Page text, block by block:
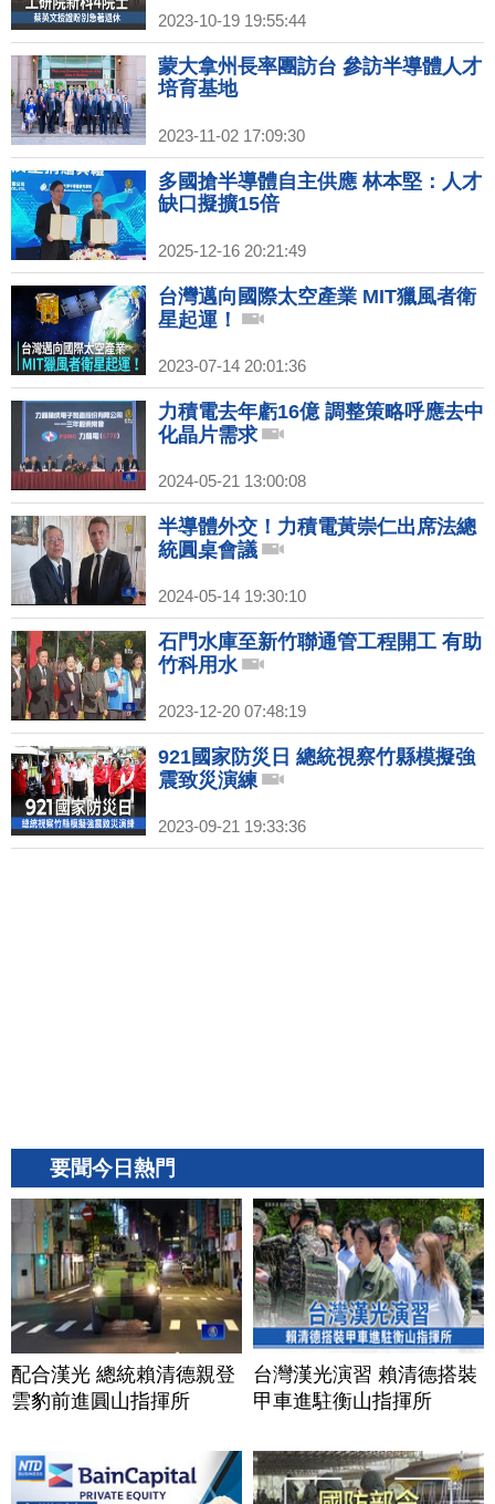
2023-10-19 19:55:44
蒙大拿州長率團訪台 參訪半導體人才
培育基地
2023-11-02 17:09:30
多國搶半導體自主供應 林本堅：人才
缺口擬擴15倍
2025-12-16 20:21:49
台灣邁向國際太空產業 MIT獵風者衛
星起運！
2023-07-14 20:01:36
力積電去年虧16億 調整策略呼應去中
化晶片需求
2024-05-21 13:00:08
半導體外交！力積電黃崇仁出席法總
統圓桌會議
2024-05-14 19:30:10
石門水庫至新竹聯通管工程開工 有助
竹科用水
2023-12-20 07:48:19
921國家防災日 總統視察竹縣模擬強
震致災演練
2023-09-21 19:33:36
要聞今日熱門
配合漢光 總統賴清德親登
雲豹前進圓山指揮所
台灣漢光演習 賴清德搭裝
甲車進駐衡山指揮所